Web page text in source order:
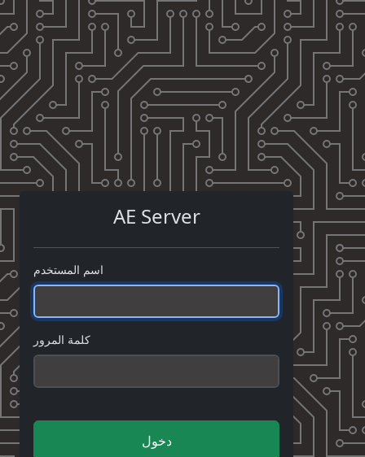
AE Server
اسم المستخدم
كلمة المرور
دخول